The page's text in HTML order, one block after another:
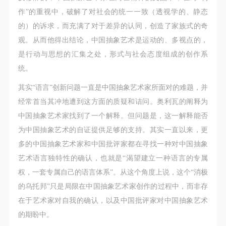
作”的重视中，破解了对社会的统一一致（透视学的、静态
的）的诉求，而充满了对于差异的认同，创造了家族式的奇
观。从而他得出结论，中国抽象艺术是运动的、多视点的，
是行动与思想的汇集之处，形式与社会态度组成的创作系
统。
其实“语言”创新问题一直是中国抽象艺术家所面对的难题，并
经常首当其冲地遭到这方面的质疑和诘问。奥利瓦的阐释为
中国抽象艺术家找到了一个解释。但问题是，这一解释能否
为中国抽象艺术的自证提供足够的支持。其实一直以来，更
多的中国抽象艺术家和中国批评家都在寻找一种对中国抽象
艺术语言独特性的确认，也就是“渴望建立一种语言的专属
权，一套专属自己的语言体系”。从这个角度上说，这个“消极
的乌托邦”只是局限在中国抽象艺术家创作的过程中，而非存
在于艺术家对自我的确认，以及中国批评家对中国抽象艺术
的期盼中。